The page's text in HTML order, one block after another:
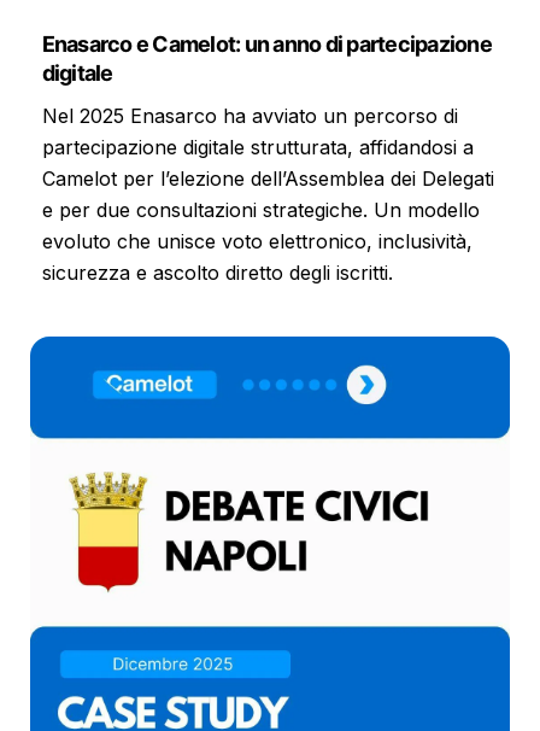
Enasarco e Camelot: un anno di partecipazione
digitale
Nel 2025 Enasarco ha avviato un percorso di
partecipazione digitale strutturata, affidandosi a
Camelot per l’elezione dell’Assemblea dei Delegati
e per due consultazioni strategiche. Un modello
evoluto che unisce voto elettronico, inclusività,
sicurezza e ascolto diretto degli iscritti.